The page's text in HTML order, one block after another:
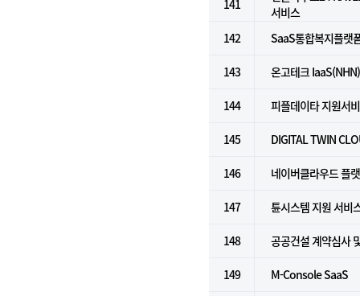
141
서비스
142
SaaS통합복지플랫
143 온고테크
144 피플데이타 지원서
145 DIGITAL TWIN
146 네이버클라우드 플
147 튠시스템 지원 서비
148 공공건설 계약심사
149 M-Console SaaS